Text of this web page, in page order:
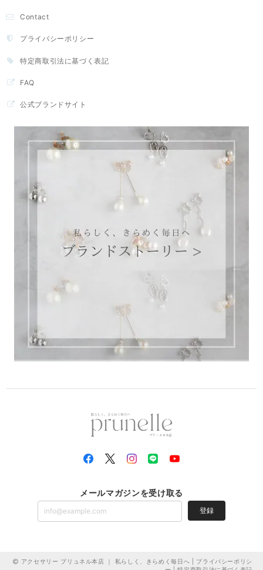
Contact
プライバシーポリシー
特定商取引法に基づく表記
FAQ
公式ブランドサイト
メールマガジンを受け取る
登録
アクセサリー プリュネル本店 ｜ 私らしく、きらめく毎日へ | プライバシーポリシ